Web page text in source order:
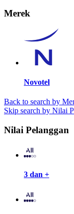
Merek
Novotel
Back to search by
Skip search by Nilai
Nilai Pelanggan
3 dan +